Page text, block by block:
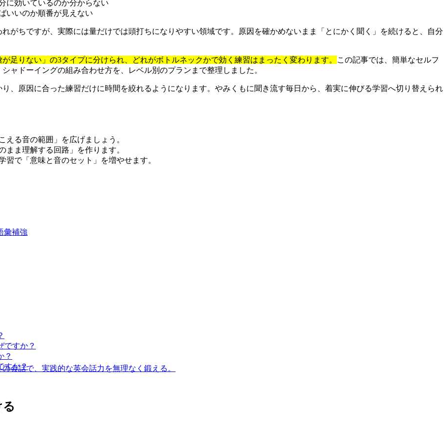
に効いているのか分からない
いいのか順番が見えない
ちですが、実際には量だけでは頭打ちになりやすい領域です。原因を確かめないまま「とにかく聞く」を続けると、自分
足りない」の3タイプに分けられ、どれがボトルネックかで効く練習はまったく変わります。
この記事では、簡単なセルフ
ャドーイングの組み合わせ方を、レベル別のプランまで整理しました。
、原因に合った練習だけに時間を絞れるようになります。やみくもに聞き流す毎日から、着実に伸びる学習へ切り替えられ
える音の範囲」を広げましょう。
まま理解する回路」を作ります。
習で「意味と音のセット」を増やせます。
彙補強
ですか？
？
すか？
会話で、実践的な英会話力を無理なく鍛える。